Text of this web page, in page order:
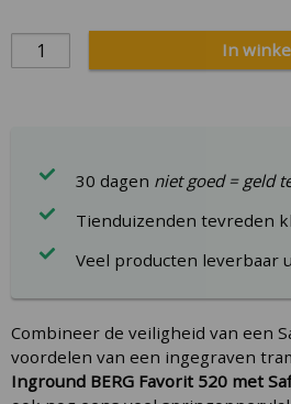
In
30 dagen niet goed = geld
Tienduizenden tevreden
Veel producten leverbaar
Combineer de veiligheid van een
voordelen van een ingegraven
Inground BERG Favorit 520 met